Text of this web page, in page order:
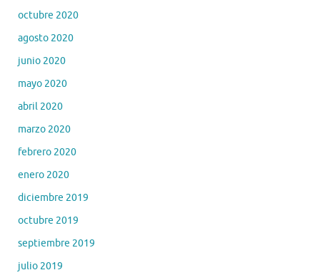
octubre 2020
agosto 2020
junio 2020
mayo 2020
abril 2020
marzo 2020
febrero 2020
enero 2020
diciembre 2019
octubre 2019
septiembre 2019
julio 2019